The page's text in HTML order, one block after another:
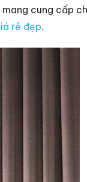
cung cấp
rẻ đẹp.